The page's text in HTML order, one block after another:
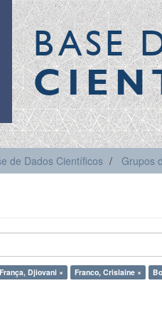
BASE
de Dados Científicos Grupos
França, Djiovani × Franco, Crislaine ×